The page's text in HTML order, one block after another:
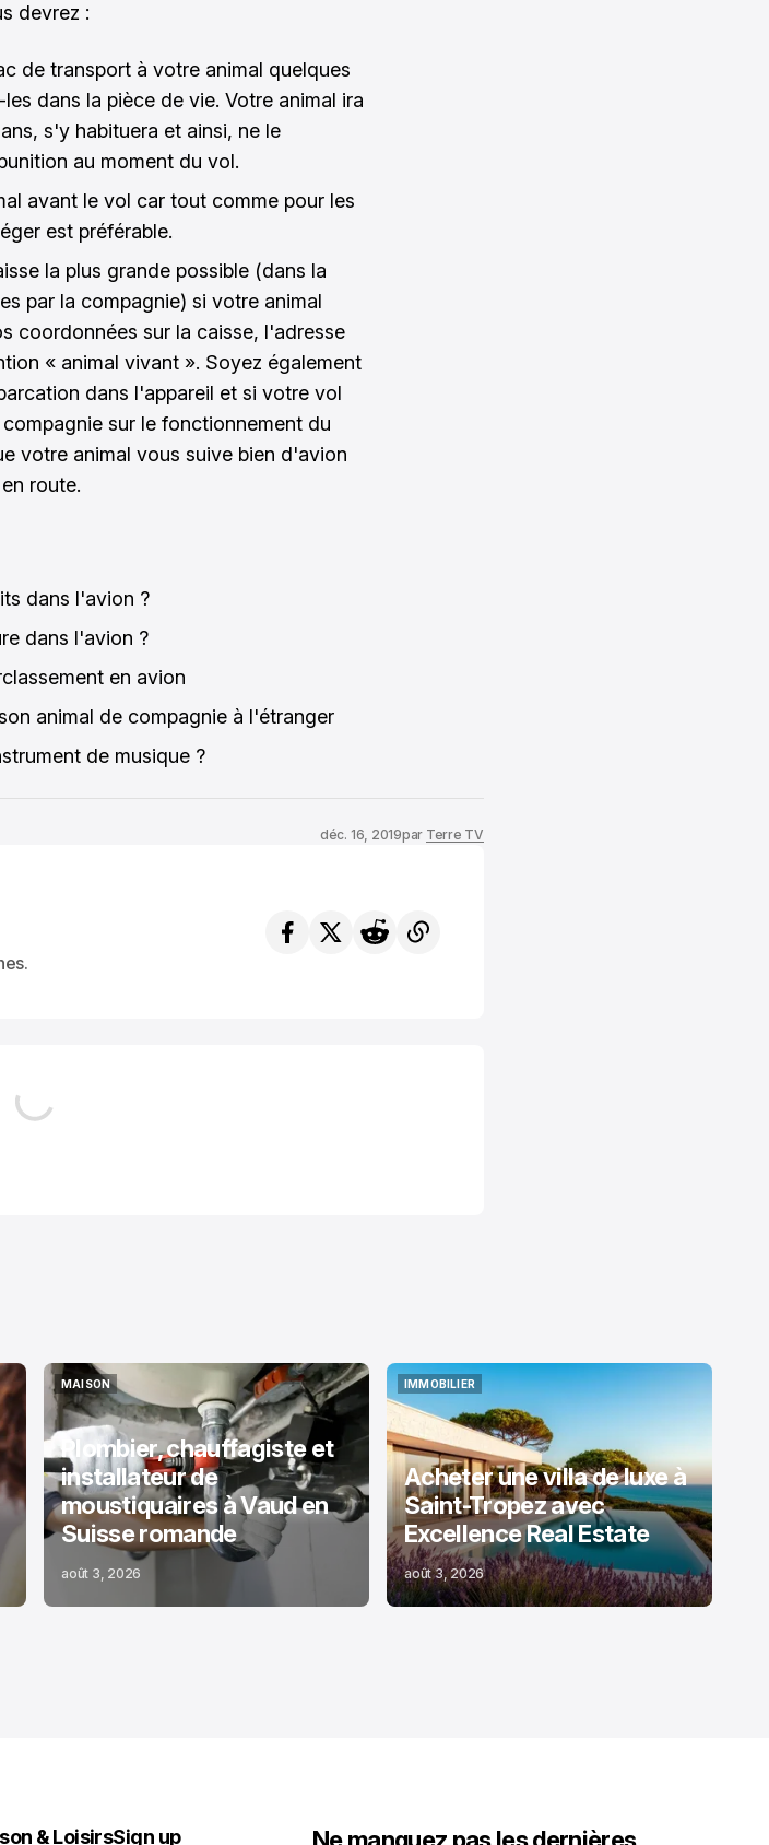
devrez :
de transport à votre animal quelques
dans la pièce de vie. Votre animal ira
s'y habituera et ainsi, ne le
au moment du vol.
avant le vol car tout comme pour les
est préférable.
la plus grande possible (dans la
par la compagnie) si votre animal
coordonnées sur la caisse, l'adresse
« animal vivant ». Soyez également
dans l'appareil et si votre vol
sur le fonctionnement du
votre animal vous suive bien d'avion
route.
dans l'avion ?
dans l'avion ?
en avion
animal de compagnie à l'étranger
de musique ?
déc. 16, 2019par Terre TV
MAISON
MAISON
Plombier, chauffagiste et
installateur de
moustiquaires à Vaud en
Suisse romande
août 3, 2026
IMMOBILIER
IMMOBILIER
Acheter une villa de luxe à
Saint-Tropez avec
Excellence Real Estate
août 3, 2026
& LoisirsSign up